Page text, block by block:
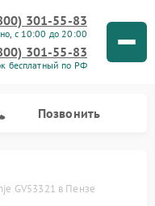
301-55-83
с 10:00 до 20:00
301-55-83
бесплатный по РФ
Позвонить
GV53321 в Пензе